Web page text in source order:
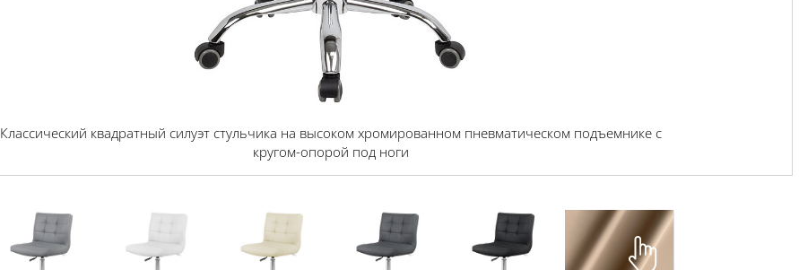
Классический квадратный силуэт стульчика на высоком хромированном пневматическом подъемнике с
кругом-опорой под ноги